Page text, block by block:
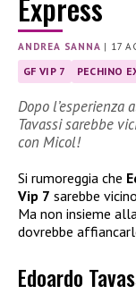
ANDREA SANNA | 17
GF VIP 7 PECHINO
Dopo l’esperienza
Tavassi sarebbe
con Micol!
Si rumoreggia che
Vip 7 sarebbe
Ma non insieme
dovrebbe
Edoardo